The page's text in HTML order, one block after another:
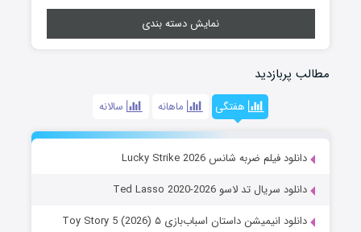
نمایش دسته بندی
مطالب پربازدید
هفتگی ماهانه سالانه
دانلود فیلم ضربه شانس Lucky Strike 2026
دانلود سریال تد لاسو Ted Lasso 2020-2026
دانلود انیمیشن داستان اسباب‌بازی ۵ Toy Story 5 (2026)